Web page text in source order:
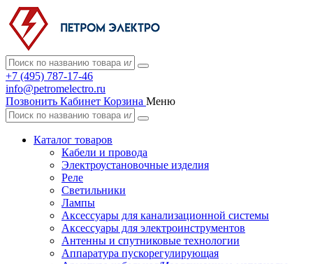
+7 (495) 787-17-46
info@petromelectro.ru
Позвонить Кабинет Корзина Меню
Каталог товаров
Кабели и провода
Электроустановочные изделия
Реле
Светильники
Лампы
Аксессуары для канализационной системы
Аксессуары для электроинструментов
Антенны и спутниковые технологии
Аппаратура пускорегулирующая